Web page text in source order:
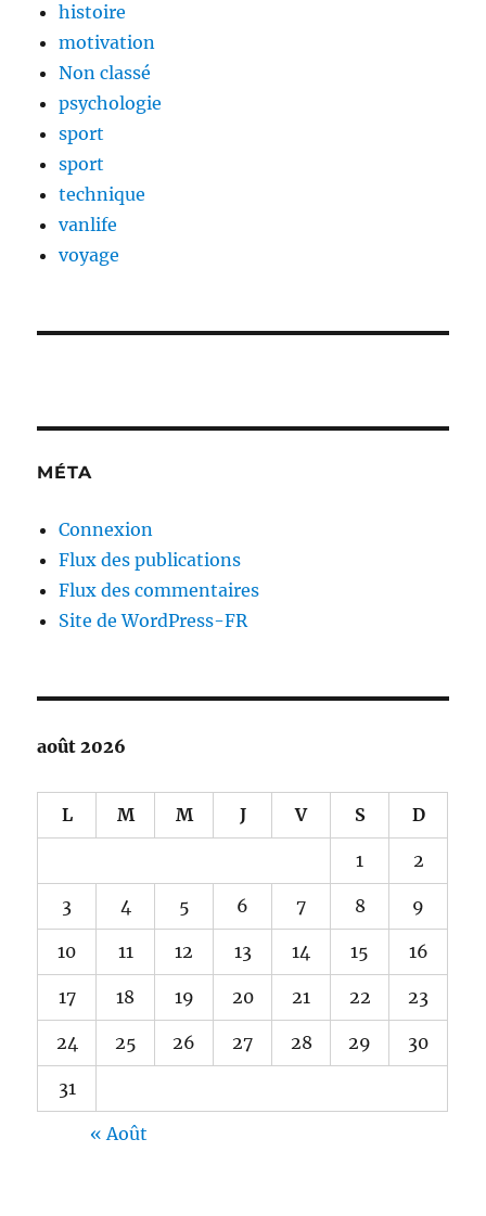
histoire
motivation
Non classé
psychologie
sport
sport
technique
vanlife
voyage
MÉTA
Connexion
Flux des publications
Flux des commentaires
Site de WordPress-FR
août 2026
L M M J V S D
1 2
3 4 5 6 7 8 9
10 11 12 13 14 15 16
17 18 19 20 21 22 23
24 25 26 27 28 29 30
31
« Août